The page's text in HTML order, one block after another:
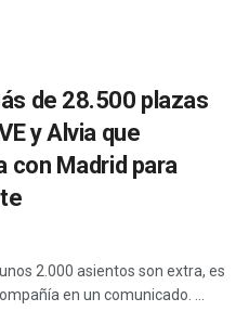
de 28.500 plazas
y Alvia que
con Madrid para
2.000 asientos son extra, es
en un comunicado. ...